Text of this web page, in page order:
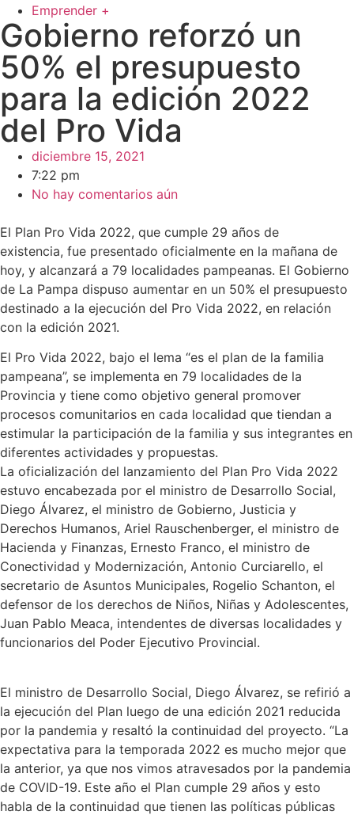
Emprender +
Gobierno reforzó un
50% el presupuesto
para la edición 2022
del Pro Vida
diciembre 15, 2021
7:22 pm
No hay comentarios aún
El Plan Pro Vida 2022, que cumple 29 años de
existencia, fue presentado oficialmente en la mañana de
hoy, y alcanzará a 79 localidades pampeanas. El Gobierno
de La Pampa dispuso aumentar en un 50% el presupuesto
destinado a la ejecución del Pro Vida 2022, en relación
con la edición 2021.
El Pro Vida 2022, bajo el lema “es el plan de la familia
pampeana”, se implementa en 79 localidades de la
Provincia y tiene como objetivo general promover
procesos comunitarios en cada localidad que tiendan a
estimular la participación de la familia y sus integrantes en
diferentes actividades y propuestas.
La oficialización del lanzamiento del Plan Pro Vida 2022
estuvo encabezada por el ministro de Desarrollo Social,
Diego Álvarez, el ministro de Gobierno, Justicia y
Derechos Humanos, Ariel Rauschenberger, el ministro de
Hacienda y Finanzas, Ernesto Franco, el ministro de
Conectividad y Modernización, Antonio Curciarello, el
secretario de Asuntos Municipales, Rogelio Schanton, el
defensor de los derechos de Niños, Niñas y Adolescentes,
Juan Pablo Meaca, intendentes de diversas localidades y
funcionarios del Poder Ejecutivo Provincial.
El ministro de Desarrollo Social, Diego Álvarez, se refirió a
la ejecución del Plan luego de una edición 2021 reducida
por la pandemia y resaltó la continuidad del proyecto. “La
expectativa para la temporada 2022 es mucho mejor que
la anterior, ya que nos vimos atravesados por la pandemia
de COVID-19. Este año el Plan cumple 29 años y esto
habla de la continuidad que tienen las políticas públicas